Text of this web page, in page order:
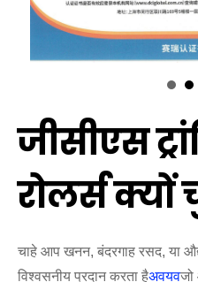
जीसीएस
रोलर्स क्यों
चाहे आप खनन, बंदरगाह रसद, या
विश्वसनीय प्रदान करता हैअवयव